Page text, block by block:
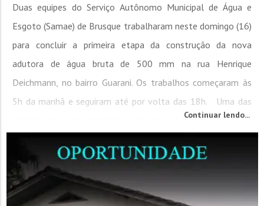
Duas equipes do Serviço Autônomo Municipal de Água e
Esgoto (Samae) de Brusque trabalharam neste domingo (16)
para concluir a primeira etapa da construção da nova
adutora de água bruta de 500 mm na rua Henrique
Deichmann, no bairro Guarani. Os trabalhos começaram às
5h da manhã e seguiram até por volta das 18h. Uma das
equipes atuou na captação, onde ocorre o bombeamento de
Continuar lendo...